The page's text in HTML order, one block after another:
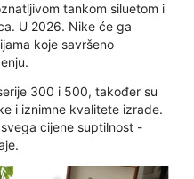
tankom siluetom i
U 2026. Nike će ga
koje savršeno
300 i 500, također su
i iznimne kvalitete izrade.
cijene suptilnost -